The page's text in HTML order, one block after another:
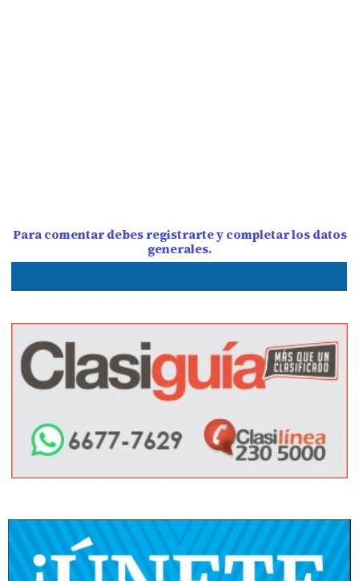
Para comentar debes registrarte y completar los datos
generales.